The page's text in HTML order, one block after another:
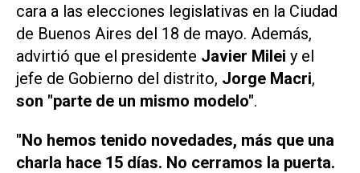
cara a las elecciones legislativas en la Ciudad
de Buenos Aires del 18 de mayo. Además,
advirtió que el presidente Javier Milei y el
jefe de Gobierno del distrito, Jorge Macri,
son "parte de un mismo modelo".
"No hemos tenido novedades, más que una
charla hace 15 días. No cerramos la puerta.